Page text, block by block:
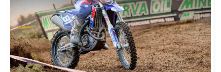
Juniors E2 MARCHINI Adrien
42
Juniors E3 FURTADO Florian
43
Juniors E2 SEGUIN Maxence
44
Juniors E3 BECKER Loup
45
Juniors E3 LUBERRIAGA Franck
46
Juniors E2 DESTARAC Thomas